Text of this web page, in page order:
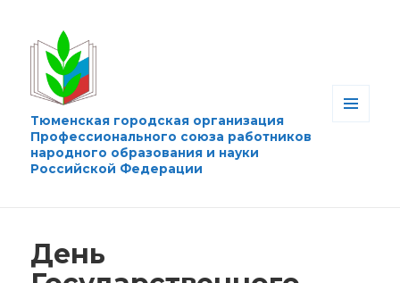
Тюменская городская организация
Профессионального союза работников
народного образования и науки
Российской Федерации
День